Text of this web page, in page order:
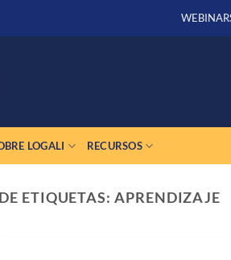
LOGALI RECURSOS
ETIQUETAS:APRENDIZAJE